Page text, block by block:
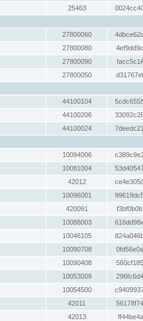
25463
27800060
27800080
27800090
27800050
44100104
44100206
44100024
10094006
10081004
42012
10096001
420091
10088003
10046105
10090708
10090408
10053009
10054500
42011
42013